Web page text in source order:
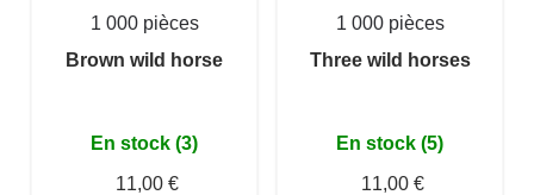
1 000 pièces
Brown wild horse
En stock (3)
11,00 €
1 000 pièces
Three wild horses
En stock (5)
11,00 €